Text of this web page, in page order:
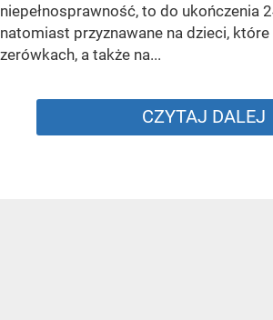
niepełnosprawność, to do ukończenia
natomiast przyznawane na dzieci, które
zerówkach, a także na...
CZYTAJ DALEJ